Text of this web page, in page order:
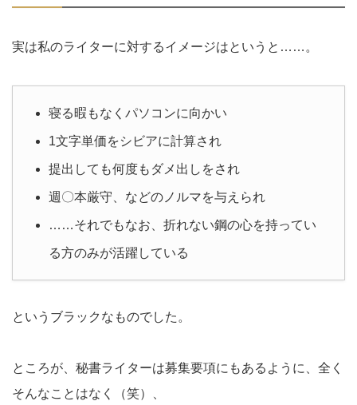
実は私のライターに対するイメージはというと……。
寝る暇もなくパソコンに向かい
1文字単価をシビアに計算され
提出しても何度もダメ出しをされ
週〇本厳守、などのノルマを与えられ
……それでもなお、折れない鋼の心を持ってい
る方のみが活躍している
というブラックなものでした。
ところが、秘書ライターは募集要項にもあるように、全く
そんなことはなく（笑）、